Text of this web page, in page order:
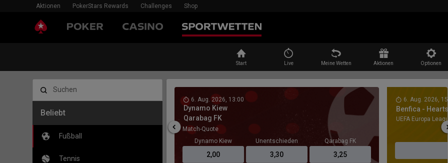
Aktionen PokerStars Rewards Challenges Shop
Start Live Meine Wetten Aktionen Optionen
Suche
Beliebt
Fußball
Tennis
Unentschieden
3,75
6. Aug. 2026, 13:00
Dynamo Kiew
-
Qarabag FK
Match-Quote
Dynamo Kiew
2,00
Unentschieden
3,30
Qarabag FK
3,25
6. Aug. 2026,
Benfica - Hearts
UEFA Europa